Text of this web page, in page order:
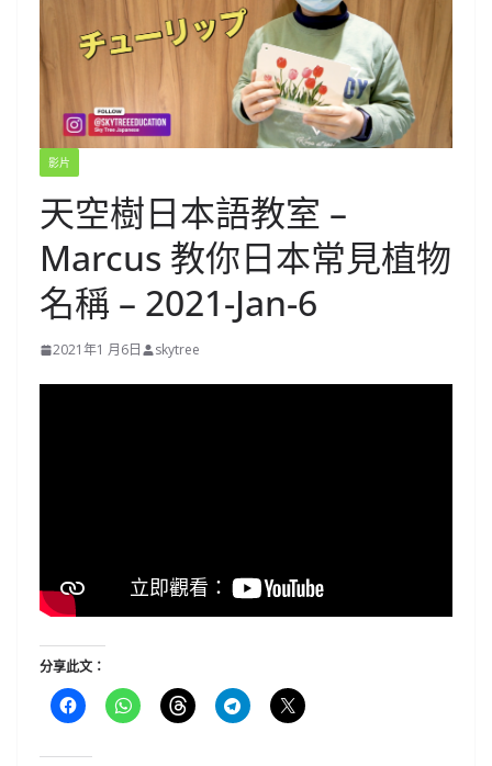
影片
天空樹日本語教室 –
Marcus​ 教你日本常見植物
名稱 – 2021-Jan-6
2021年1 月6日 skytree
分享此文：